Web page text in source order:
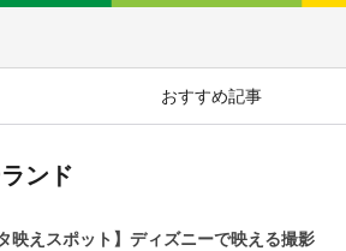
おすすめ記事
ンド
映えスポット】ディズニーで映える撮影